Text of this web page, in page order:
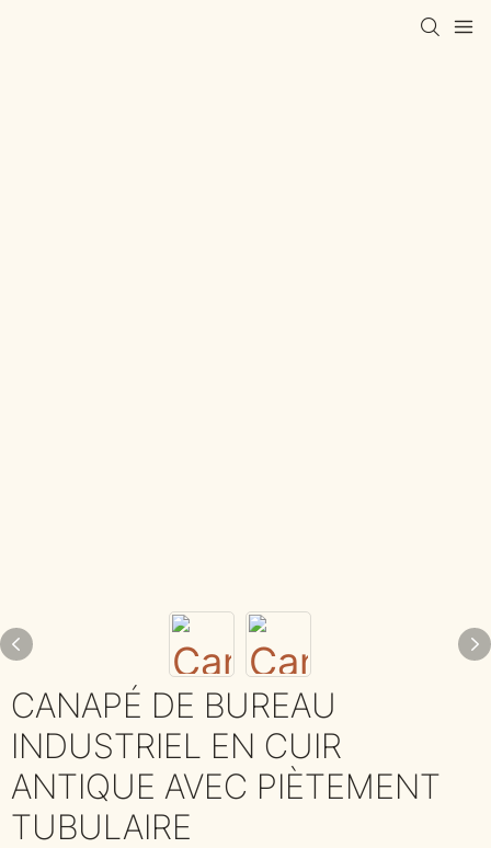
CANAPÉ DE BUREAU
INDUSTRIEL EN CUIR
ANTIQUE AVEC PIÈTEMENT
TUBULAIRE